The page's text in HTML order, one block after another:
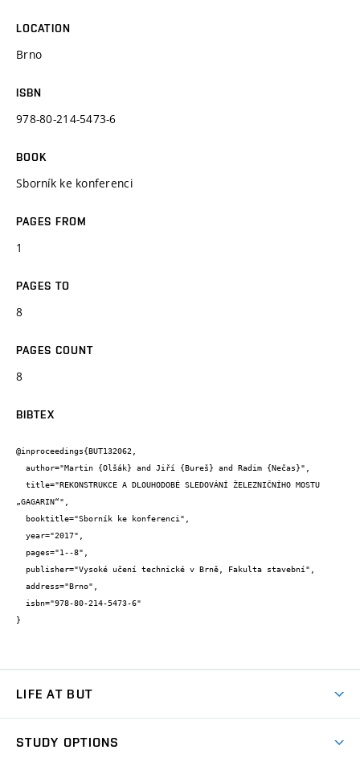
LOCATION
Brno
ISBN
978-80-214-5473-6
BOOK
Sborník ke konferenci
PAGES FROM
1
PAGES TO
8
PAGES COUNT
8
BIBTEX
@inproceedings{BUT132062,
„GAGARIN“",
}
LIFE AT BUT
STUDY OPTIONS